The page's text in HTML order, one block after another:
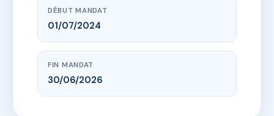
DÉBUT MANDAT
01/07/2024
FIN MANDAT
30/06/2026